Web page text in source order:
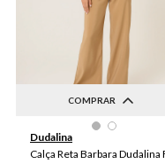
COMPRAR
46
40
Dudalina